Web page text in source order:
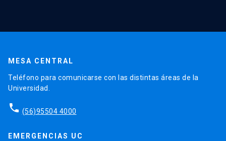
MESA CENTRAL
Teléfono para comunicarse con las distintas áreas de la
Universidad.
phone (56)95504 4000
EMERGENCIAS UC